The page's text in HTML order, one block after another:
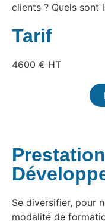
clients ? Quels sont
Tarif
4600 € HT
Prestation
Se diversifier, pour
modalité de